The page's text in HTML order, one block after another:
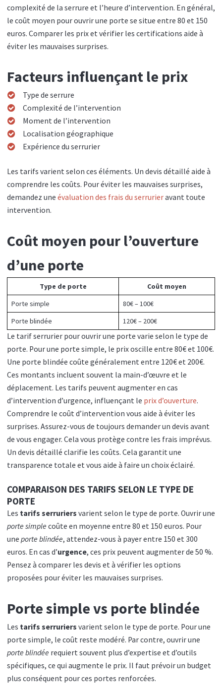
complexité de la serrure et l’heure d’intervention. En général,
le coût moyen pour ouvrir une porte se situe entre 80 et 150
euros. Comparer les prix et vérifier les certifications aide à
éviter les mauvaises surprises.
Facteurs influençant le prix
Type de serrure
Complexité de l’intervention
Moment de l’intervention
Localisation géographique
Expérience du serrurier
Les tarifs varient selon ces éléments. Un devis détaillé aide à
comprendre les coûts. Pour éviter les mauvaises surprises,
demandez une évaluation des frais du serrurieravant toute
intervention.
Coût moyen pour l’ouverture
d’une porte
Type de porte
Coût moyen
Porte simple
80€ – 100€
Porte blindée
120€ – 200€
Le tarif serrurier pour ouvrir une porte varie selon le type de
porte. Pour une porte simple, le prix oscille entre 80€ et 100€.
Une porte blindée coûte généralement entre 120€ et 200€.
Ces montants incluent souvent la main-d’œuvre et le
déplacement. Les tarifs peuvent augmenter en cas
d’intervention d’urgence, influençant le prix d’ouverture.
Comprendre le coût d’intervention vous aide à éviter les
surprises. Assurez-vous de toujours demander un devis avant
de vous engager. Cela vous protège contre les frais imprévus.
Un devis détaillé clarifie les coûts. Cela garantit une
transparence totale et vous aide à faire un choix éclairé.
COMPARAISON DES TARIFS SELON LE TYPE DE
PORTE
Les tarifs serruriers varient selon le type de porte. Ouvrir une
porte simple coûte en moyenne entre 80 et 150 euros. Pour
une porte blindée, attendez-vous à payer entre 150 et 300
euros. En cas d’urgence, ces prix peuvent augmenter de 50 %.
Pensez à comparer les devis et à vérifier les options
proposées pour éviter les mauvaises surprises.
Porte simple vs porte blindée
Les tarifs serruriers varient selon le type de porte. Pour une
porte simple, le coût reste modéré. Par contre, ouvrir une
porte blindée requiert souvent plus d’expertise et d’outils
spécifiques, ce qui augmente le prix. Il faut prévoir un budget
plus conséquent pour ces portes renforcées.